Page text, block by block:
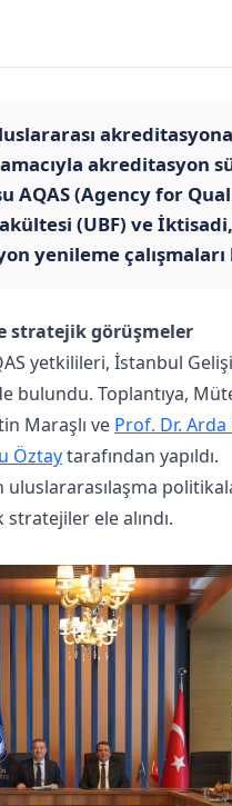
akreditasyon
AQAS (Agency for
(UBF) ve
yenileme
stratejik görüşmeler
yetkilileri, İstanbul
bulundu. Toplantıya,
Maraşlı ve Prof. Dr.
Öztaytarafından yapıldı.
stratejiler ele alındı.